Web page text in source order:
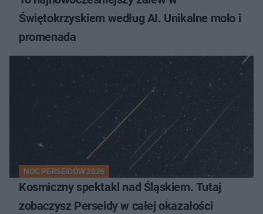
Świętokrzyskiem według AI. Unikalne molo i
promenada
NOC PERSEIDÓW 2026
Kosmiczny spektakl nad Śląskiem. Tutaj
zobaczysz Perseidy w całej okazałości